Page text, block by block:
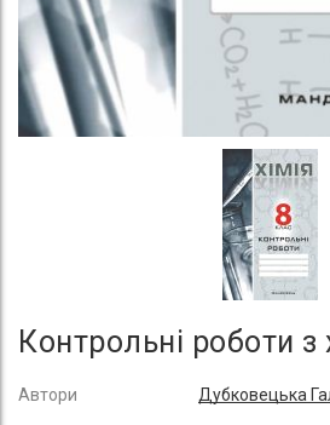
Контрольні роботи з
Автори Дубковецька